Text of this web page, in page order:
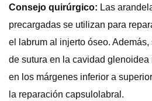
Consejo quirúrgico: Las
precargadas se utilizan para
el labrum al injerto óseo.
de sutura en la cavidad
en los márgenes inferior a
la reparación capsulolabral.